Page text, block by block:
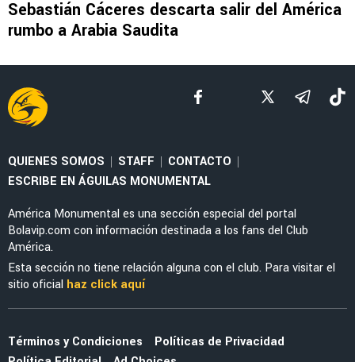
LEAGUES CUP 2026
Sebastián Cáceres y la confesión que hizo de
América y la Leagues Cup